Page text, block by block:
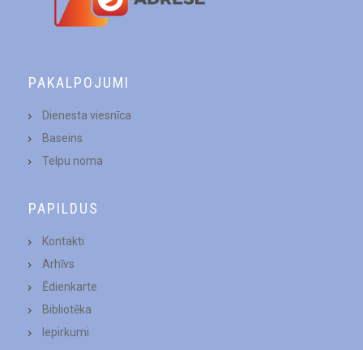
PAKALPOJUMI
Dienesta viesnīca
Baseins
Telpu noma
PAPILDUS
Kontakti
Arhīvs
Ēdienkarte
Bibliotēka
Iepirkumi